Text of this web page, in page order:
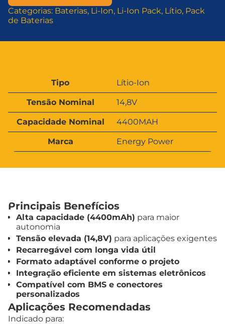
Categorias: Baterias, Li-Ion, Li-Ion Pack, Lítio, Pack
de Baterias
t
b
u
t
V
a
l
o
r
Tipo Lítio-Ion
Tensão Nominal 14,8V
Capacidade Nominal 4400MAH
Marca Energy Power
Principais Benefícios
Alta capacidade (4400mAh) para maior
autonomia
Tensão elevada (14,8V) para aplicações exigentes
Recarregável com longa vida útil
Formato adaptável conforme o projeto
Integração eficiente em sistemas eletrônicos
Compatível com BMS e conectores
personalizados
Aplicações Recomendadas
Indicado para: